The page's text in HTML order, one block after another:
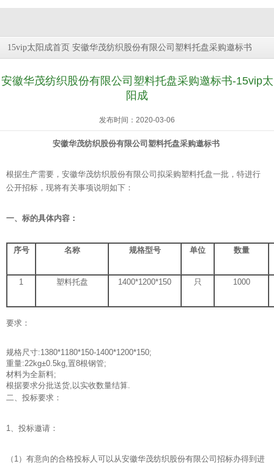
15vip太阳成首页 安徽华茂纺织股份有限公司塑料托盘采购邀标书
安徽华茂纺织股份有限公司塑料托盘采购邀标书-15vip太
阳成
发布时间：2020-03-06
安徽华茂纺织股份有限公司塑料托盘采购邀标书
根据生产需要，安徽华茂纺织股份有限公司拟采购塑料托盘一批，特进行
公开招标，现将有关事项说明如下：
一、标的具体内容：
序号 名称 规格型号 单位 数量
1 塑料托盘 1400*1200*150 只 1000
要求：
规格尺寸:1380*1180*150-1400*1200*150;
重量:22kg±0.5kg,置8根钢管;
材料为全新料;
根据要求分批送货,以实收数量结算.
二、投标要求：
1、投标邀请：
（1）有意向的合格投标人可以从安徽华茂纺织股份有限公司招标办得到进